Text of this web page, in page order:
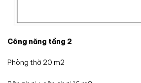
Công năng tầng 2
Phòng thờ 20 m2